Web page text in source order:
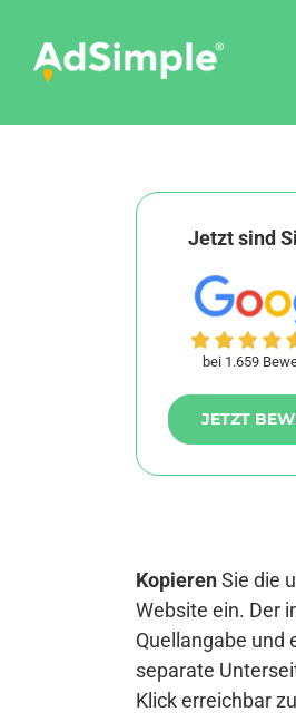
content
Jetzt sind
bei 1.659
JETZT
KopierenSie die
Website ein. Der
Quellangabe und
separate
Klick erreichbar